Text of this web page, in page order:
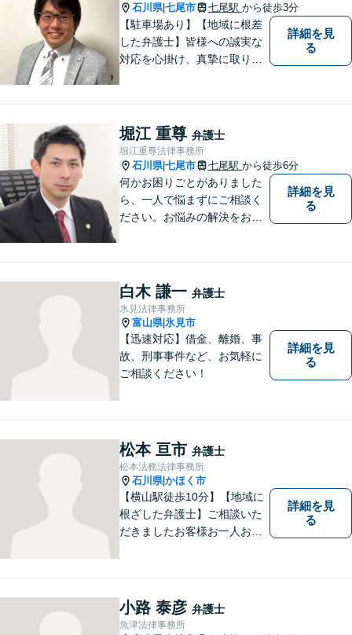
石川県|七尾市 七尾駅 から徒歩3分
【駐車場あり】【地域に根差
した弁護士】皆様への誠実な
対応を心掛け、真摯に取り組
法的サービスを提供しており
ますので，どうぞ宜しくお願
い申し上げます。
詳細を見
る
堀江 重尊 弁護士
堀江重尊法律事務所
石川県|七尾市 七尾駅 から徒歩6分
何かお困りごとがありました
ら、一人で悩まずにご相談く
ださい。お悩みの解決をお手
詳細を見
る
白木 謙一 弁護士
氷見法律事務所
富山県| 氷見市
【迅速対応】借金、離婚、事
故、刑事事件など、お気軽に
ご相談ください！
詳細を見
る
松本 亘市 弁護士
松本法務法律事務所
石川県|かほく市
【横山駅徒歩10分】【地域に
根ざした弁護士】ご相談いた
だきましたお客様お一人お一
婚問題／相続問題／刑事事件
など、幅広く対応可能。【夜
間／休日対応可能】どうぞお
詳細を見
る
小路 泰彦 弁護士
魚津法律事務所